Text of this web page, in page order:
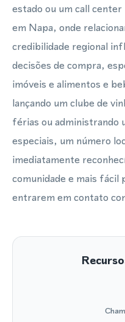
estado ou um call
em Napa, onde
credibilidade regional
decisões de compra,
imóveis e alimentos e
lançando um clube de
férias ou administrando
especiais, um número
imediatamente
comunidade e mais fácil
entrarem em contato